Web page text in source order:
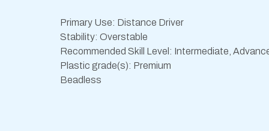
Primary Use: Distance Driver
Stability: Overstable
Recommended Skill Level: Intermediate,
Plastic grade(s): Premium
Beadless